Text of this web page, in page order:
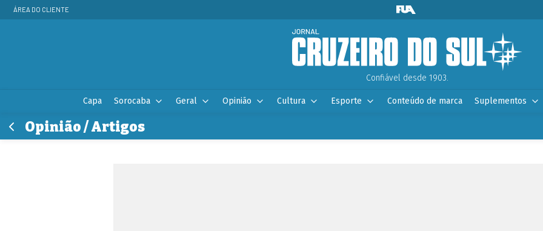
ÁREA DO CLIENTE
Confiável desde 1903.
Capa Sorocaba Geral Opinião Cultura Esporte Conteúdo de marca Suplementos
Opinião / Artigos